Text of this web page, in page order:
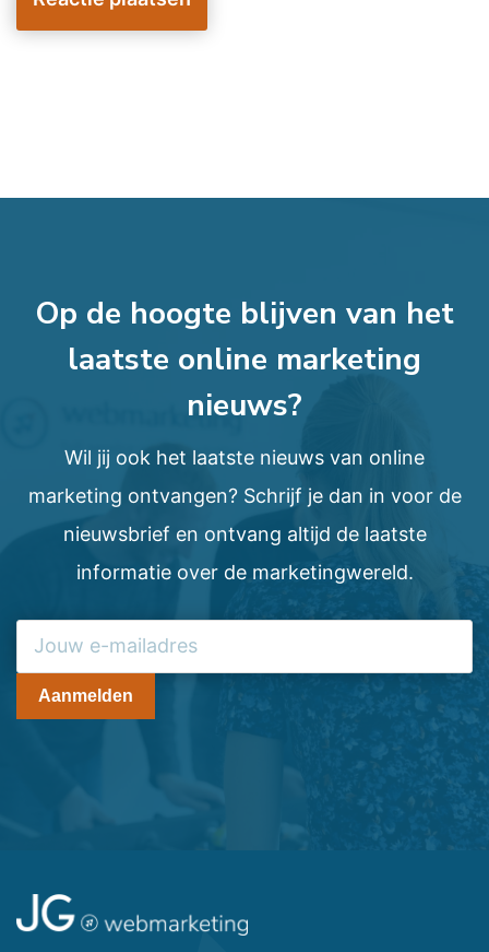
Op de hoogte blijven van het
laatste online marketing
nieuws?
Wil jij ook het laatste nieuws van online
marketing ontvangen? Schrijf je dan in voor de
nieuwsbrief en ontvang altijd de laatste
informatie over de marketingwereld.
Aanmelden